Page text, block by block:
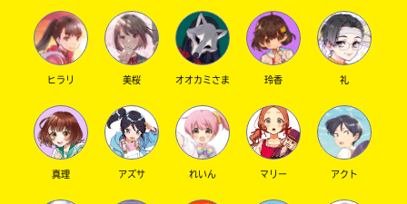
SNSでシェアする
ヒラリ 美桜 オオカミさま 玲香 礼
真理 アズサ れいん マリー アクト